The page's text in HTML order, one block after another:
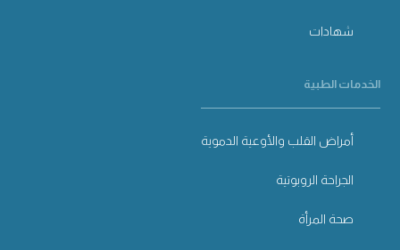
شهادات
الخدمات الطبية
أمراض القلب والأوعية الدموية
الجراحة الروبوتية
صحة المرأة